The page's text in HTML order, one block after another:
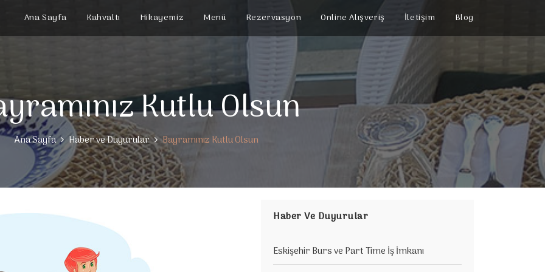
Ana Sayfa Kahvaltı Hikayemiz Menü Rezervasyon Online Alışveriş İletişim Blog
Kutlu Olsun
Ana Sayfa Haber ve Duyurular Bayramınız Kutlu Olsun
Haber Ve Duyurular
Eskişehir Burs ve Part Time İş İmkanı